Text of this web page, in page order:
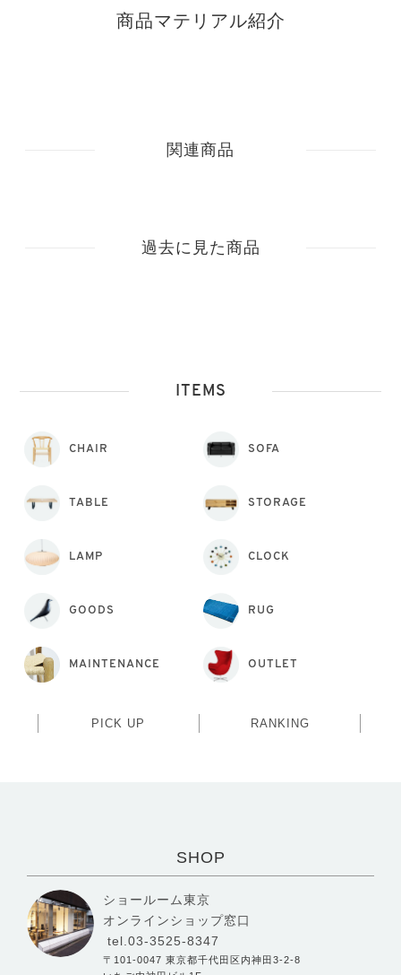
商品マテリアル紹介
関連商品
過去に見た商品
ITEMS
CHAIR SOFA
TABLE STORAGE
LAMP CLOCK
GOODS RUG
MAINTENANCE OUTLET
PICK UP RANKING
SHOP
ショールーム東京
オンラインショップ窓口
tel.03-3525-8347
〒101-0047 東京都千代田区内神田3-2-8